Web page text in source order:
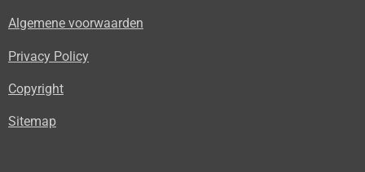
Algemene voorwaarden
Privacy Policy
Copyright
Sitemap